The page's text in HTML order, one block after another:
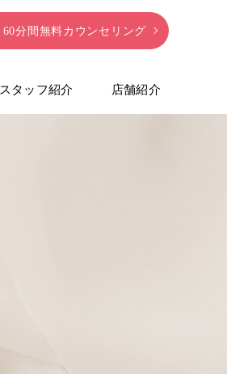
60分間無料カウンセリング
スタッフ紹介 店舗紹介